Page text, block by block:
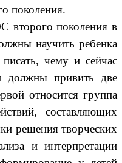
поколения.
поколения в
научить ребенка
чему и сейчас
должны привить две
относится группа
составляющих
решения творческих
и интерпретации